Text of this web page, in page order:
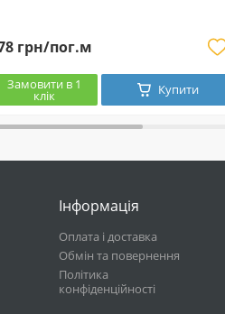
грн/пог.м
Замовити в 1
клік Купити
Інформація
Оплата і доставка
Обмін та повернення
Політика
конфіденційності